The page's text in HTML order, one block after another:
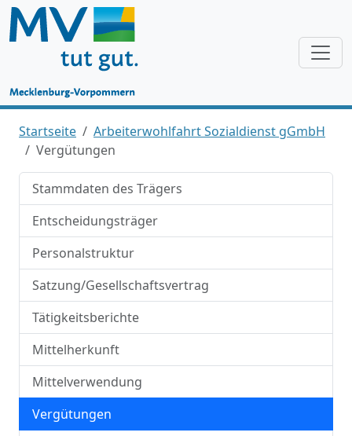
Startseite
Arbeiterwohlfahrt Sozialdienst gGmbH
Vergütungen
Stammdaten des Trägers
Entscheidungsträger
Personalstruktur
Satzung/Gesellschaftsvertrag
Tätigkeitsberichte
Mittelherkunft
Mittelverwendung
Vergütungen